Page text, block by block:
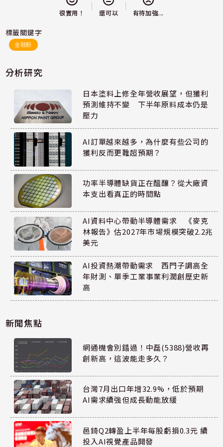
很實用！ 還可以 有待加強...
標籤關鍵字
金融股
分析研究
日本塗料上修全年營收展望，但獲利
預測維持不變 下半年原料成本仍是
壓力
AI訂單越來越多，為什麼有些公司的
獲利反而更難超預期？
功率半導體缺貨正在醞釀？從大廠資
本支出看真正的時間點
AI資料中心帶動半導體需求 《麥克
林報告》估2027年市場規模突破2.2兆
美元
AI投資熱潮帶動需求 西門子調高全
年財測、單季工業事業利潤創歷史新
高
新聞焦點
網通機會別錯過！中磊(5388)營收再
創新高，這波能走多久？
台灣7月出口年增32.9%，低於預期
AI需求續強但成長動能放緩
邑錡Q2轉盈上半年每股虧損0.3元 續
投入AI視覺產品開發